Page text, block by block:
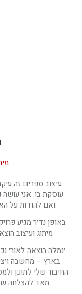
עיצוב ספרים זה
עוסקת בו. אני
ואם להודות על
באופן נדיר מגיע
מיתוג ועיצוב
׳נמלה הוצאה לאור׳
בארץ – מחשבה
החיבור שלי לתוכן
מאד להצלחה